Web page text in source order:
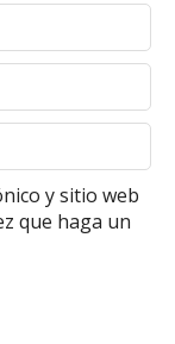
y sitio web
que haga un